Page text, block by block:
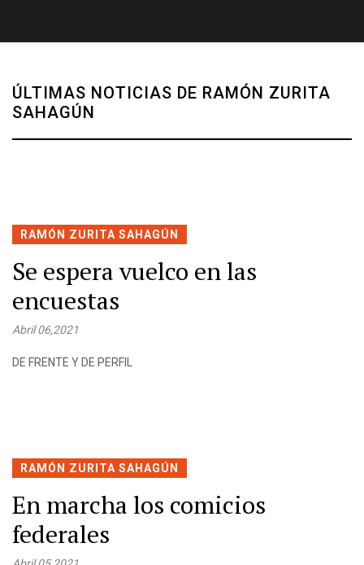
ÚLTIMAS NOTICIAS DE RAMÓN ZURITA
SAHAGÚN
RAMÓN ZURITA SAHAGÚN
Se espera vuelco en las
encuestas
Abril 06,2021
DE FRENTE Y DE PERFIL
RAMÓN ZURITA SAHAGÚN
En marcha los comicios
federales